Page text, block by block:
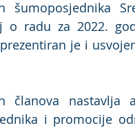
šumoposjednika
o radu za 2022.
je i
članova
i promocije